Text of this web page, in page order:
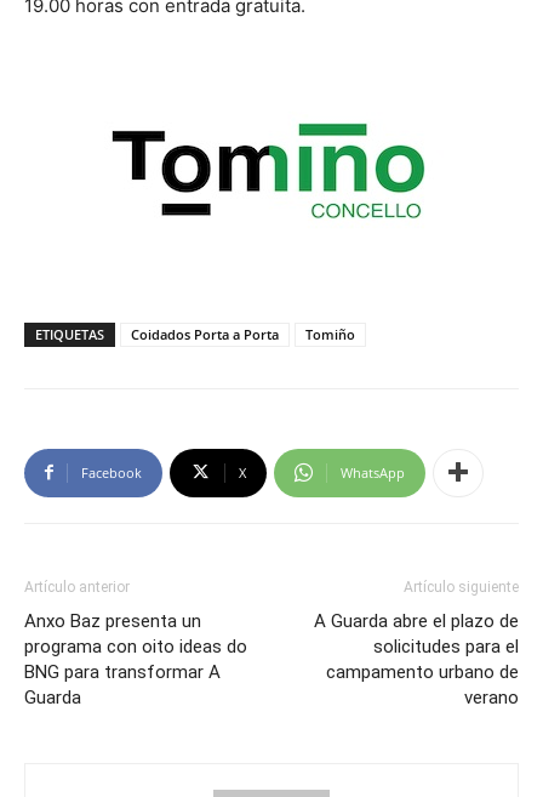
19.00 horas con entrada gratuita.
ETIQUETAS Coidados Porta a Porta Tomiño
Facebook X WhatsApp
Artículo anterior
Anxo Baz presenta un
programa con oito ideas do
BNG para transformar A
Guarda
Artículo siguiente
A Guarda abre el plazo de
solicitudes para el
campamento urbano de
verano